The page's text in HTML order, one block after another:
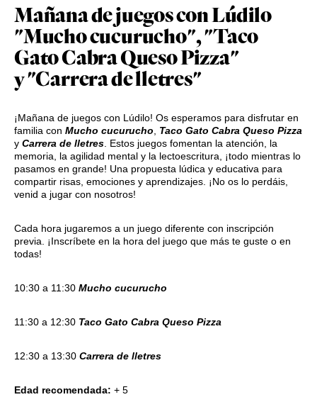
Mañana de juegos con Lúdilo
"Mucho cucurucho", "Taco
Gato Cabra Queso Pizza"
y "Carrera de lletres"
¡Mañana de juegos con Lúdilo! Os esperamos para disfrutar en
familia con Mucho cucurucho, Taco Gato Cabra Queso Pizza
y Carrera de lletres. Estos juegos fomentan la atención, la
memoria, la agilidad mental y la lectoescritura, ¡todo mientras lo
pasamos en grande! Una propuesta lúdica y educativa para
compartir risas, emociones y aprendizajes. ¡No os lo perdáis,
venid a jugar con nosotros!
Cada hora jugaremos a un juego diferente con inscripción
previa. ¡Inscríbete en la hora del juego que más te guste o en
todas!
10:30 a 11:30 Mucho cucurucho
11:30 a 12:30 Taco Gato Cabra Queso Pizza
12:30 a 13:30 Carrera de lletres
Edad recomendada: + 5